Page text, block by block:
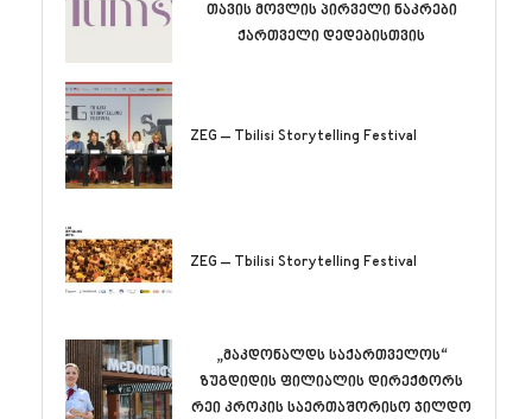
თავის მოვლის პირველი ნაკრები
ქართველი დედებისთვის
ZEG – Tbilisi Storytelling Festival
ZEG – Tbilisi Storytelling Festival
„მაკდონალდს საქართველოს“
ზუგდიდის ფილიალის დირექტორს
რეი კროკის საერთაშორისო ჯილდო